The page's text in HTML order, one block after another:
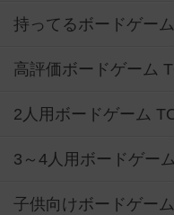
持ってるボードゲー
高評価ボードゲーム
2人用ボードゲーム
3～4人用ボードゲー
子供向けボードゲー